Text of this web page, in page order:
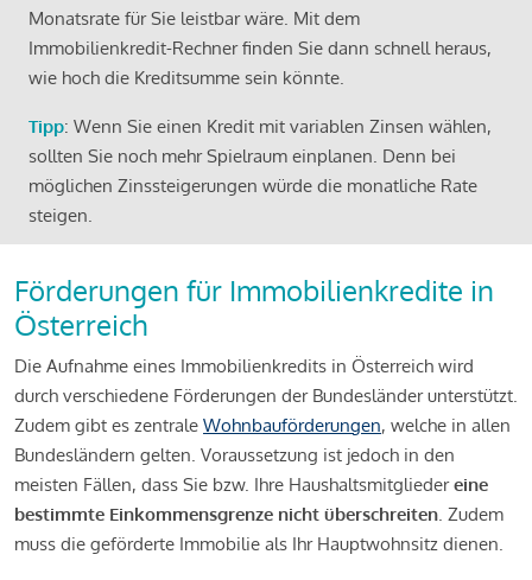
Monatsrate für Sie leistbar wäre. Mit dem
Immobilienkredit-Rechner finden Sie dann schnell heraus,
wie hoch die Kreditsumme sein könnte.
Tipp: Wenn Sie einen Kredit mit variablen Zinsen wählen,
sollten Sie noch mehr Spielraum einplanen. Denn bei
möglichen Zinssteigerungen würde die monatliche Rate
steigen.
Förderungen für Immobilienkredite in
Österreich
Die Aufnahme eines Immobilienkredits in Österreich wird
durch verschiedene Förderungen der Bundesländer unterstützt.
Zudem gibt es zentrale Wohnbauförderungen, welche in allen
Bundesländern gelten. Voraussetzung ist jedoch in den
meisten Fällen, dass Sie bzw. Ihre Haushaltsmitgliedereine
bestimmte Einkommensgrenze nicht überschreiten. Zudem
muss die geförderte Immobilie als Ihr Hauptwohnsitz dienen.